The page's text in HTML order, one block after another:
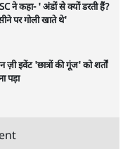
ने कहा- ' अंडों से क्यों डरती हैं?
पर गोली खाते थे'
ज़ी इवेंट 'छात्रों की गूंज' को शर्तों
पड़ा